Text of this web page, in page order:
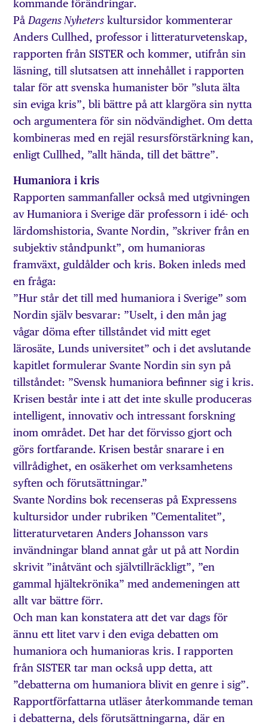
kommande förändringar.
PåDagens Nyheters kultursidor kommenterar
Anders Cullhed, professor i litteraturvetenskap,
rapporten från SISTER och kommer, utifrån sin
läsning, till slutsatsen att innehållet i rapporten
talar för att svenska humanister bör ”sluta älta
sin eviga kris”, bli bättre på att klargöra sin nytta
och argumentera för sin nödvändighet. Om detta
kombineras med en rejäl resursförstärkning kan,
enligt Cullhed, ”allt hända, till det bättre”.
Humaniora i kris
Rapporten sammanfaller också med utgivningen
av Humaniora i Sverige där professorn i idé- och
lärdomshistoria, Svante Nordin, ”skriver från en
subjektiv ståndpunkt”, om humanioras
framväxt, guldålder och kris. Boken inleds med
en fråga:
”Hur står det till med humaniora i Sverige” som
Nordin själv besvarar: ”Uselt, i den mån jag
vågar döma efter tillståndet vid mitt eget
lärosäte, Lunds universitet” och i det avslutande
kapitlet formulerar Svante Nordin sin syn på
tillståndet: ”Svensk humaniora befinner sig i kris.
Krisen består inte i att det inte skulle produceras
intelligent, innovativ och intressant forskning
inom området. Det har det förvisso gjort och
görs fortfarande. Krisen består snarare i en
villrådighet, en osäkerhet om verksamhetens
syften och förutsättningar.”
Svante Nordins bok recenseras på Expressens
kultursidor under rubriken ”Cementalitet”,
litteraturvetaren Anders Johansson vars
invändningar bland annat går ut på att Nordin
skrivit ”inåtvänt och självtillräckligt”, ”en
gammal hjältekrönika” med andemeningen att
allt var bättre förr.
Och man kan konstatera att det var dags för
ännu ett litet varv i den eviga debatten om
humaniora och humanioras kris. I rapporten
från SISTER tar man också upp detta, att
”debatterna om humaniora blivit en genre i sig”.
Rapportförfattarna utläser återkommande teman
i debatterna, dels förutsättningarna, där en